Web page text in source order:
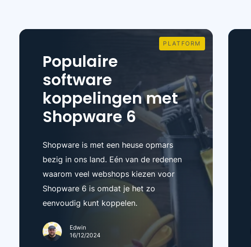
PLATFORM
Populaire
software
koppelingen met
Shopware 6
Shopware is met een heuse opmars
bezig in ons land. Eén van de redenen
waarom veel webshops kiezen voor
Shopware 6 is omdat je het zo
eenvoudig kunt koppelen.
Edwin
16/12/2024